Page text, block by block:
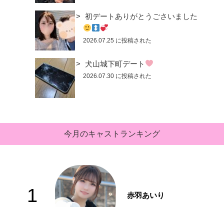
初デートありがとうごさいました
2026.07.25 に投稿された
犬山城下町デート
2026.07.30 に投稿された
今月のキャストランキング
1 赤羽あいり